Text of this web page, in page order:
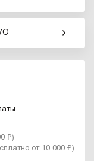
₽)
от 10 000 ₽)